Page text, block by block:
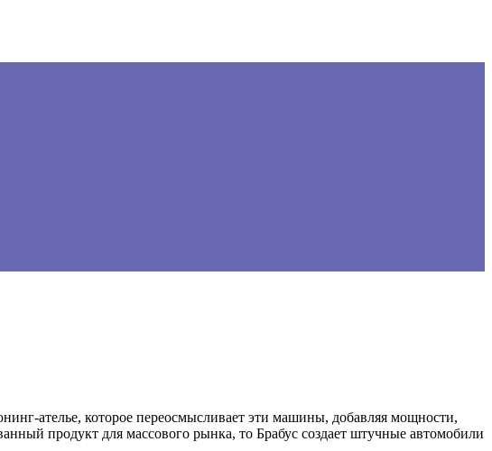
ателье, которое переосмысливает эти машины, добавляя мощности,
продукт для массового рынка, то Брабус создает штучные автомобили